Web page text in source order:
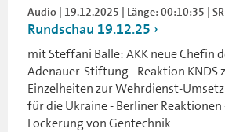
Audio | 19.12.2025 | Länge: 00:10:35 | SR
Rundschau 19.12.25
mit Steffani Balle: AKK neue Chefin
Adenauer-Stiftung - Reaktion KNDS
Einzelheiten zur Wehrdienst-
für die Ukraine - Berliner
Lockerung von Gentechnik